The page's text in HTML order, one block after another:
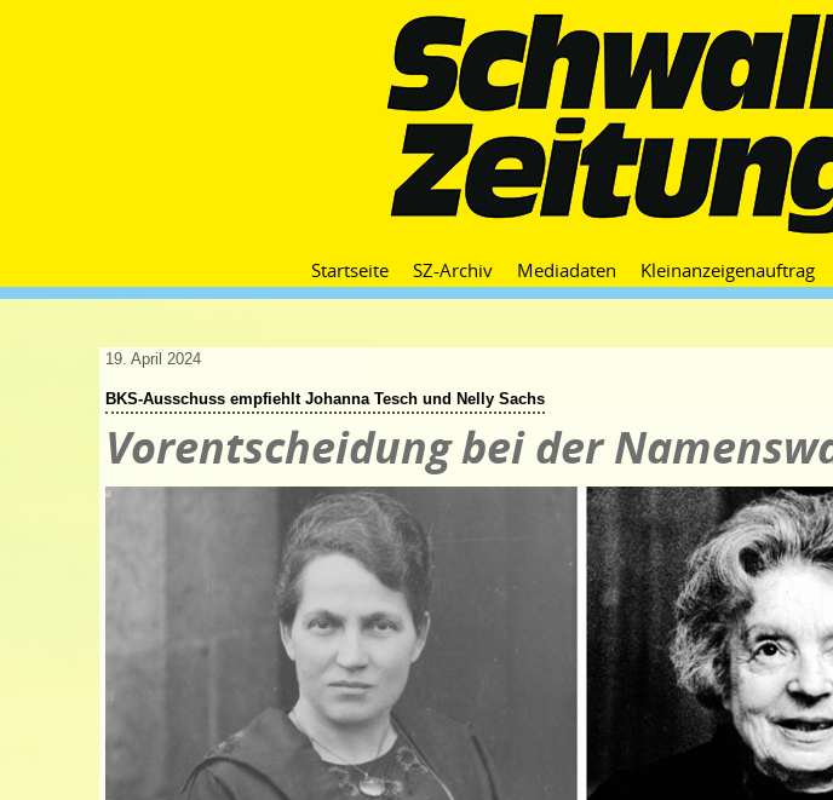
Startseite SZ-Archiv Mediadaten Kleinanzeigenauftrag
19. April 2024
BKS-Ausschuss empfiehlt Johanna Tesch und Nelly Sachs
Vorentscheidung bei der